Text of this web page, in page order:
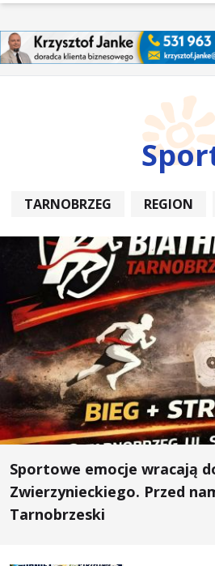
TARNOBRZEG REGION
Sportowe emocje wracają
Zwierzynieckiego. Przed
Tarnobrzeski